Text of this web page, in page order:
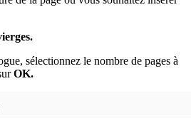
sélectionnez le nombre de pages à
OK.